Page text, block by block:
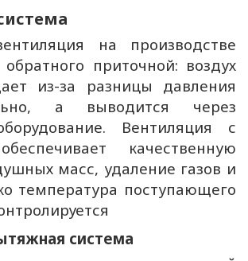
на производстве
приточной: воздух
из-за разницы давления
а выводится через
Вентиляция с
качественную
масс, удаление газов и
температура поступающего
система